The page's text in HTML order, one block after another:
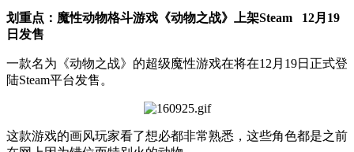
划重点：魔性动物格斗游戏《动物之战》上架Steam 12月19
日发售
一款名为《动物之战》的超级魔性游戏在将在12月19日正式登
陆Steam平台发售。
这款游戏的画风玩家看了想必都非常熟悉，这些角色都是之前